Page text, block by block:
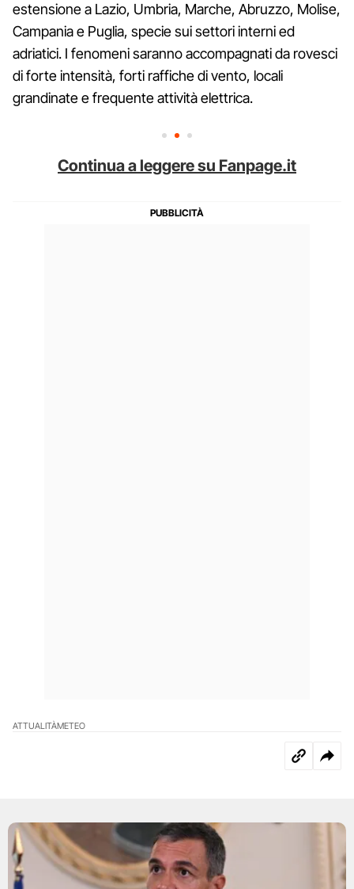
estensione a Lazio, Umbria, Marche, Abruzzo, Molise,
Campania e Puglia, specie sui settori interni ed
adriatici. I fenomeni saranno accompagnati da rovesci
di forte intensità, forti raffiche di vento, locali
grandinate e frequente attività elettrica.
Continua a leggere su Fanpage.it
ATTUALITÀMETEO